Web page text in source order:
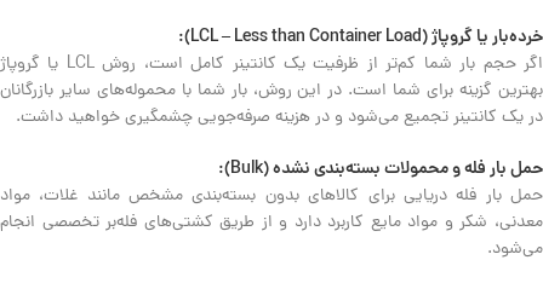
خرده‌بار یا گروپاژ (LCL – Less than Container Load):
اگر حجم بار شما کم‌تر از ظرفیت یک کانتینر کامل است، روش LCL یا گروپاژ
بهترین گزینه برای شما است. در این روش، بار شما با محموله‌های سایر بازرگانان
در یک کانتینر تجمیع می‌شود و در هزینه صرفه‌جویی چشمگیری خواهید داشت.
حمل بار فله و محمولات بسته‌بندی نشده (Bulk):
حمل بار فله دریایی برای کالاهای بدون بسته‌بندی مشخص مانند غلات، مواد
معدنی، شکر و مواد مایع کاربرد دارد و از طریق کشتی‌های فله‌بر تخصصی انجام
می‌شود.